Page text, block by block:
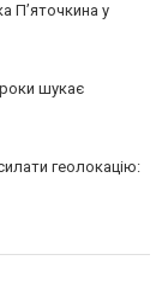
П’яточкина у
шукає
геолокацію: